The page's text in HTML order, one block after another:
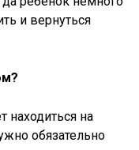
и вернуться
находиться на
обязательно